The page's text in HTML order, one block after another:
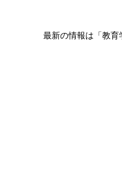
最新の情報は「教育